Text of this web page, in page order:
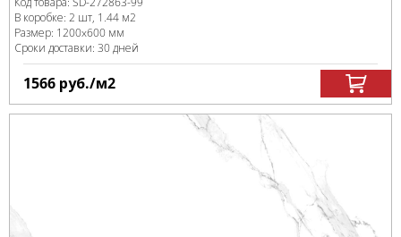
В коробке: 2 шт, 1.44 м2
Размер: 1200x600 мм
Сроки доставки: 30 дней
1566 руб./м2